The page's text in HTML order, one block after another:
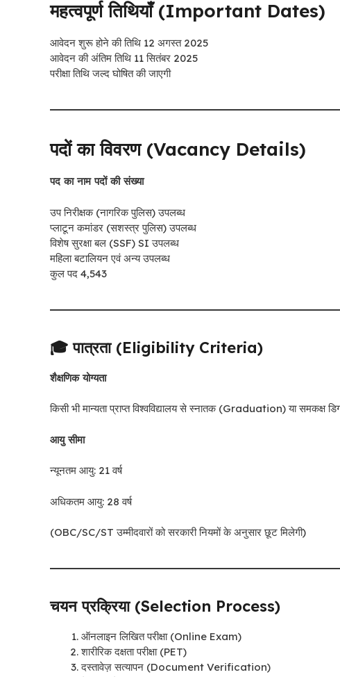
महत्वपूर्ण तिथियाँ (Important Dates)
आवेदन शुरू होने की तिथि 12 अगस्त 2025
आवेदन की अंतिम तिथि 11 सितंबर 2025
परीक्षा तिथि जल्द घोषित की जाएगी
पदों का विवरण (Vacancy Details)
पद का नाम पदों की संख्या
उप निरीक्षक (नागरिक पुलिस) उपलब्ध
प्लाटून कमांडर (सशस्त्र पुलिस) उपलब्ध
विशेष सुरक्षा बल (SSF) SI उपलब्ध
महिला बटालियन एवं अन्य उपलब्ध
कुल पद 4,543
🎓 पात्रता (Eligibility Criteria)
शैक्षणिक योग्यता
किसी भी मान्यता प्राप्त विश्वविद्यालय से स्नातक (Graduation) या समकक्ष
आयु सीमा
न्यूनतम आयु: 21 वर्ष
अधिकतम आयु: 28 वर्ष
(OBC/SC/ST उम्मीदवारों को सरकारी नियमों के अनुसार छूट मिलेगी)
चयन प्रक्रिया (Selection Process)
ऑनलाइन लिखित परीक्षा (Online Exam)
शारीरिक दक्षता परीक्षा (PET)
दस्तावेज़ सत्यापन (Document Verification)